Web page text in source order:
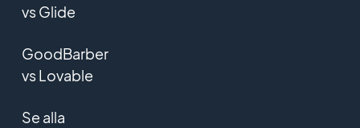
vs Glide
GoodBarber
vs Lovable
Se alla